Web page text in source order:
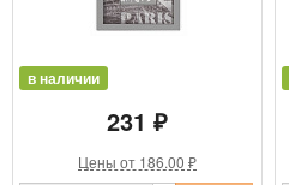
в наличии
231 ₽
Цены от 186.00 ₽